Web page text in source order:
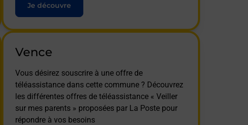
Je découvre
Vence
Vous désirez souscrire à une offre de
téléassistance dans cette commune ? Découvrez
les différentes offres de téléassistance « Veiller
sur mes parents » proposées par La Poste pour
répondre à vos besoins